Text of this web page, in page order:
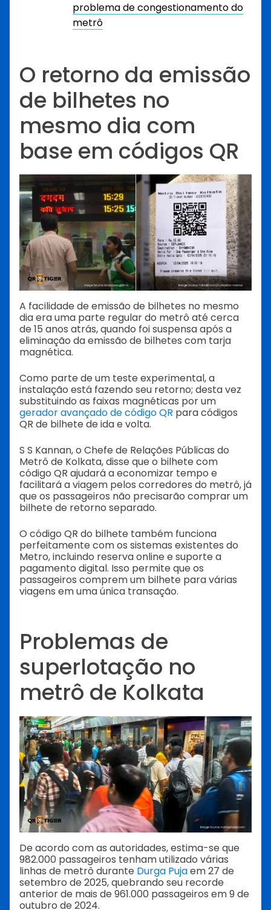
problema de congestionamento do
metrô
O retorno da emissão
de bilhetes no
mesmo dia com
base em códigos QR
A facilidade de emissão de bilhetes no mesmo
dia era uma parte regular do metrô até cerca
de 15 anos atrás, quando foi suspensa após a
eliminação da emissão de bilhetes com tarja
magnética.
Como parte de um teste experimental, a
instalação está fazendo seu retorno; desta vez
substituindo as faixas magnéticas por um
gerador avançado de código QR para códigos
QR de bilhete de ida e volta.
S S Kannan, o Chefe de Relações Públicas do
Metrô de Kolkata, disse que o bilhete com
código QR ajudará a economizar tempo e
facilitará a viagem pelos corredores do metrô, já
que os passageiros não precisarão comprar um
bilhete de retorno separado.
O código QR do bilhete também funciona
perfeitamente com os sistemas existentes do
Metro, incluindo reserva online e suporte a
pagamento digital. Isso permite que os
passageiros comprem um bilhete para várias
viagens em uma única transação.
Problemas de
superlotação no
metrô de Kolkata
De acordo com as autoridades, estima-se que
982.000 passageiros tenham utilizado várias
linhas de metrô durante Durga Pujaem 27 de
setembro de 2025, quebrando seu recorde
anterior de mais de 961.000 passageiros em 9 de
outubro de 2024.